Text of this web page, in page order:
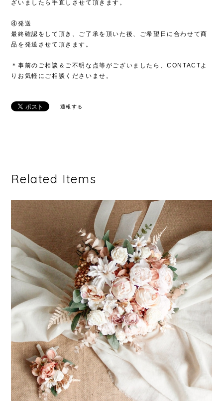
ざいましたら手直しさせて頂きます。
④発送
最終確認をして頂き、ご了承を頂いた後、ご希望日に合わせて商
品を発送させて頂きます。
＊事前のご相談＆ご不明な点等がございましたら、CONTACTよ
りお気軽にご相談くださいませ。
通報する
Related Items